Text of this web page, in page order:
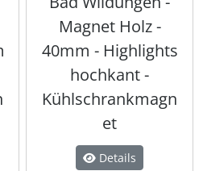
Magnet Holz -
40mm - Highlights
hochkant -
Kühlschrankmagn
et
Details